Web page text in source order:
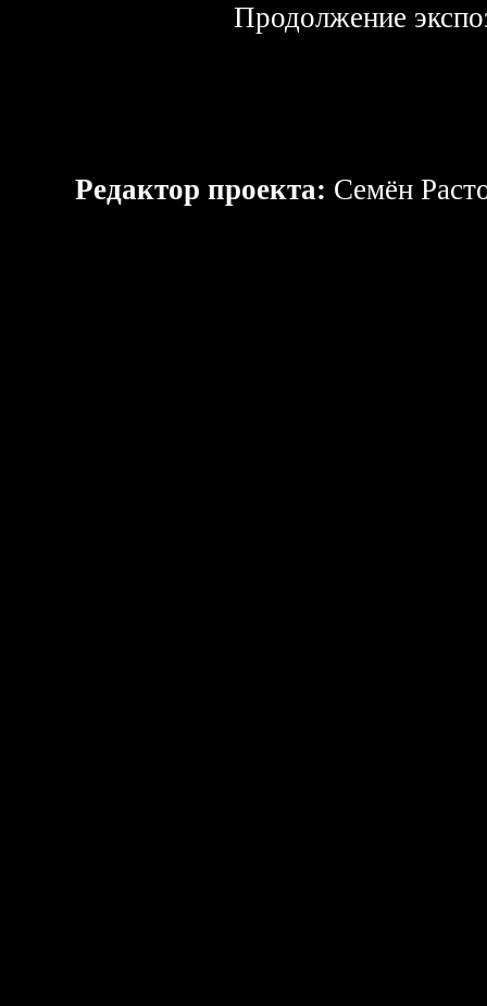
Продолжение
Редактор проекта: Cемён